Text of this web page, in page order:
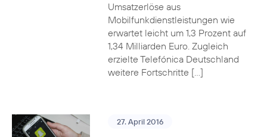
Umsatzerlöse aus
Mobilfunkdienstleistungen wie
erwartet leicht um 1,3 Prozent auf
1,34 Milliarden Euro. Zugleich
erzielte Telefónica Deutschland
weitere Fortschritte […]
27. April 2016